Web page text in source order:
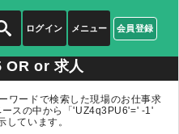
ログイン 会員登録
メニュー
OR or 求人
ードで検索した現場のお仕事求
スの中から
「'UZ4q3PU6'=' -1'
しています。